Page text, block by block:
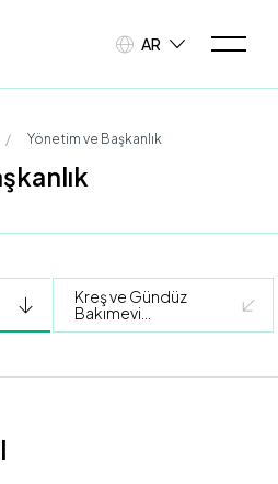
AR
/ Yönetim ve Başkanlık
Kreş ve Gündüz
Bakımevi
Müdürlüğü